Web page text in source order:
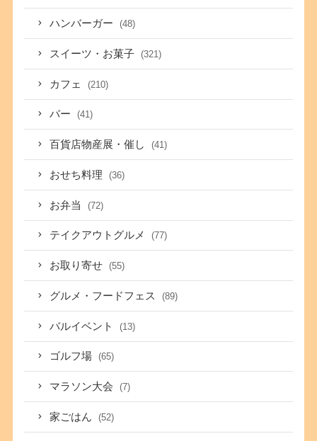
ハンバーガー (48)
スイーツ・お菓子 (321)
カフェ (210)
バー (41)
百貨店物産展・催し (41)
おせち料理 (36)
お弁当 (72)
テイクアウトグルメ (77)
お取り寄せ (55)
グルメ・フードフェス (89)
バルイベント (13)
ゴルフ場 (65)
マラソン大会 (7)
家ごはん (52)